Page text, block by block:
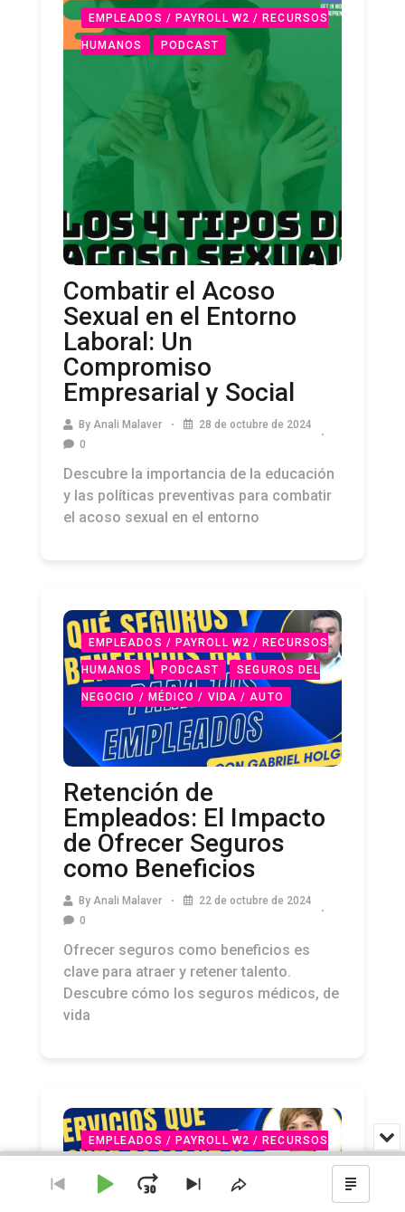
HUMANOS PODCAST
Combatir el Acoso
Sexual en el Entorno
Laboral: Un
Compromiso
Empresarial y Social
Anali Malaver
28 de octubre de 2024
0
y las políticas preventivas para combatir
el acoso sexual en el entorno
EMPLEADOS / PAYROLL W2 / RECURSOS
HUMANOS PODCAST SEGUROS DEL
NEGOCIO / MÉDICO / VIDA / AUTO
Retención de
Empleados: El Impacto
de Ofrecer Seguros
como Beneficios
0
clave para atraer y retener talento.
Descubre cómo los seguros médicos, de
vida
EMPLEADOS / PAYROLL W2 / RECURSOS
HUMANOS NEGOCIOS / COACHING /
STARTUPS ONLINE PODCAST
Audio
Ir
Reproducir
Avanzar
SaltarCompartir
o